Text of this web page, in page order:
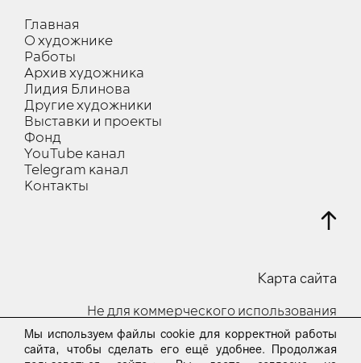
Главная
О художнике
Работы
Архив художника
Лидия Блинова
Другие художники
Выставки и проекты
Фонд
YouTube канал
Telegram канал
Контакты
Карта сайта
Не для коммерческого использования
© 2023-24 Все права защищены
Мы используем файлы cookie для корректной работы
сайта, чтобы сделать его ещё удобнее. Продолжая